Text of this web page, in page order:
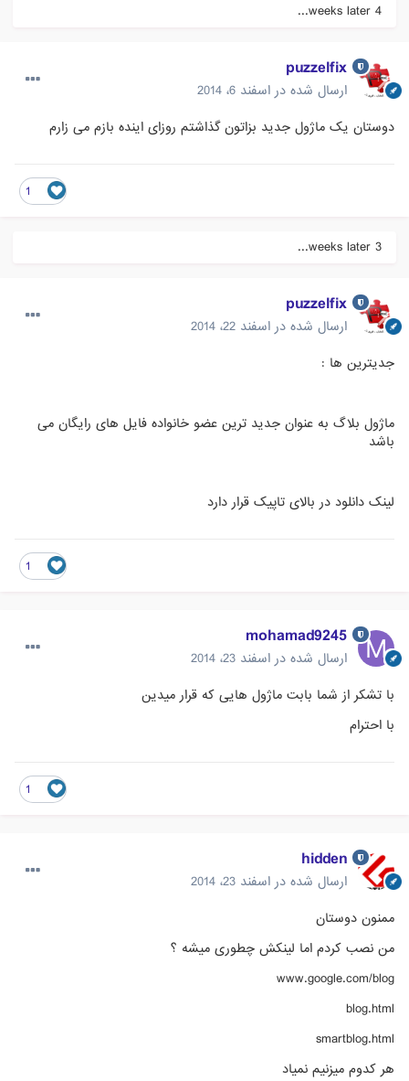
4 weeks later...
puzzelfix
ارسال شده در اسفند 6، 2014
دوستان یک ماژول جدید بزاتون گذاشتم روزای اینده بازم می زارم
3 weeks later...
puzzelfix
ارسال شده در اسفند 22، 2014
جدیترین ها :
ماژول بلاگ به عنوان جدید ترین عضو خانواده فایل های رایگان می
باشد
لینک دانلود در بالای تاپیک قرار دارد
mohamad9245
ارسال شده در اسفند 23، 2014
با تشکر از شما بابت ماژول هایی که قرار میدین
با احترام
hidden
ارسال شده در اسفند 23، 2014
ممنون دوستان
من نصب کردم اما لینکش چطوری میشه ؟
www.google.com/blog
blog.html
smartblog.html
هر کدوم میزنیم نمیاد